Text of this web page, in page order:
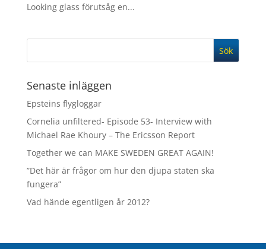
Looking glass förutsåg en...
Senaste inläggen
Epsteins flygloggar
Cornelia unfiltered- Episode 53- Interview with
Michael Rae Khoury – The Ericsson Report
Together we can MAKE SWEDEN GREAT AGAIN!
”Det här är frågor om hur den djupa staten ska
fungera”
Vad hände egentligen år 2012?